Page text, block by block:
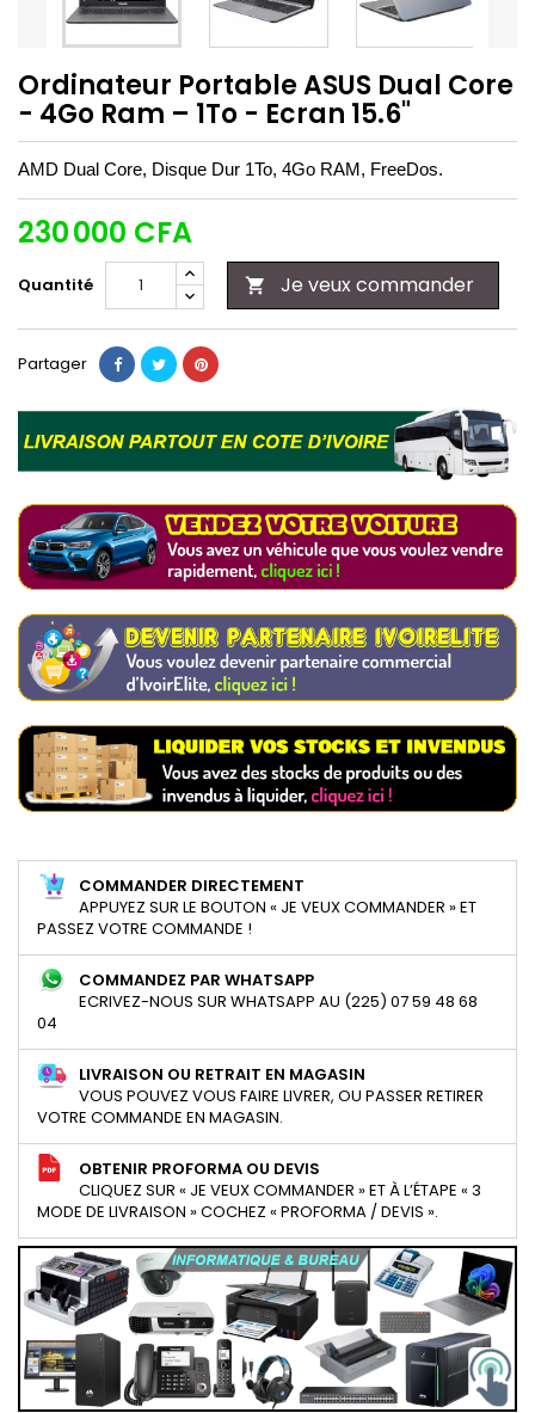
Ordinateur Portable ASUS Dual Core
- 4Go Ram – 1To - Ecran 15.6"
AMD Dual Core, Disque Dur 1To, 4Go RAM, FreeDos.
230 000 CFA
Quantité  Je veux commander
Partager
COMMANDER DIRECTEMENT
APPUYEZ SUR LE BOUTON « JE VEUX COMMANDER » ET
PASSEZ VOTRE COMMANDE !
COMMANDEZ PAR WHATSAPP
ECRIVEZ-NOUS SUR WHATSAPP AU (225) 07 59 48 68
04
LIVRAISON OU RETRAIT EN MAGASIN
VOUS POUVEZ VOUS FAIRE LIVRER, OU PASSER RETIRER
VOTRE COMMANDE EN MAGASIN.
OBTENIR PROFORMA OU DEVIS
CLIQUEZ SUR « JE VEUX COMMANDER » ET À L’ÉTAPE « 3
MODE DE LIVRAISON » COCHEZ « PROFORMA / DEVIS ».